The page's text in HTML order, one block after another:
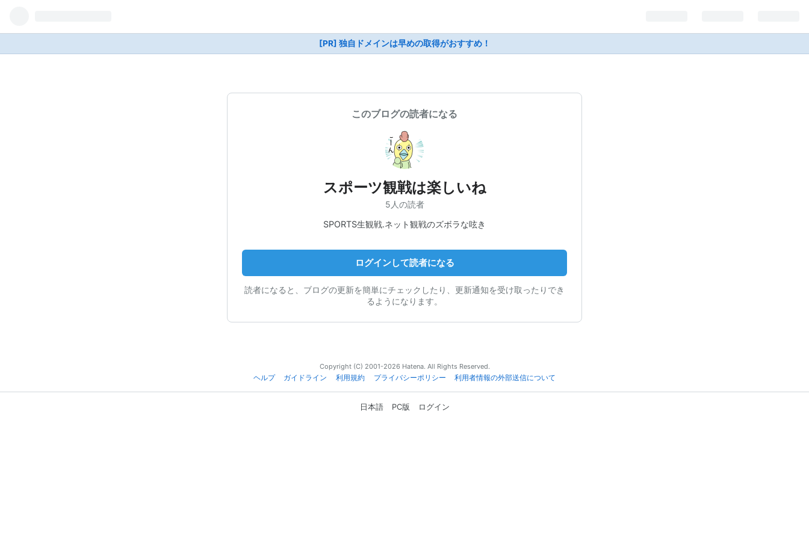
[PR] 独自ドメインは早めの取得がおすすめ！
このブログの読者になる
スポーツ観戦は楽しいね
5人の読者
SPORTS生観戦.ネット観戦のズボラな呟き
ログインして読者になる
読者になると、ブログの更新を簡単にチェックしたり、更新通知を受け取ったりでき
るようになります。
Copyright (C) 2001-2026 Hatena. All Rights Reserved.
ヘルプ
ガイドライン 利用規約 プライバシーポリシー 利用者情報の外部送信について
日本語 PC版 ログイン